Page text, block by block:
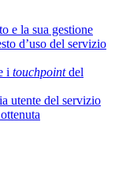
e la sua gestione
d’uso del servizio
i touchpointdel
utente del servizio